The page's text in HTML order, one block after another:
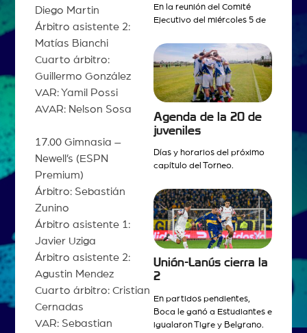
Diego Martin
Árbitro asistente 2:
Matías Bianchi
Cuarto árbitro:
Guillermo González
VAR: Yamil Possi
AVAR: Nelson Sosa
17.00 Gimnasia –
Newell’s (ESPN
Premium)
Árbitro: Sebastián
Zunino
Árbitro asistente 1:
Javier Uziga
Árbitro asistente 2:
Agustin Mendez
Cuarto árbitro: Cristian
Cernadas
VAR: Sebastian
En la reunión del Comité
Ejecutivo del miércoles 5 de
Agenda de la 20 de
juveniles
Días y horarios del próximo
capítulo del Torneo.
Unión-Lanús cierra la
2
En partidos pendientes,
Boca le ganó a Estudiantes e
igualaron Tigre y Belgrano.